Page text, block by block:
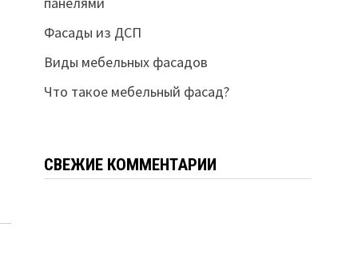
Фасады из ДСП
Виды мебельных фасадов
Что такое мебельный фасад?
СВЕЖИЕ КОММЕНТАРИИ